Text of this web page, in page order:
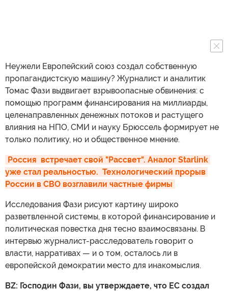
Неужели Европейский союз создал собственную
пропагандистскую машину? Журналист и аналитик
Томас Фази выдвигает взрывоопасные обвинения: с
помощью программ финансирования на миллиарды,
целенаправленных денежных потоков и растущего
влияния на НПО, СМИ и науку Брюссель формирует не
только политику, но и общественное мнение.
Россия  встречает свой "Рассвет". Аналог Starlink
уже стал реальностью.  Технологический прорыв
России в СВО возглавили частные фирмы
Исследования Фази рисуют картину широко
разветвленной системы, в которой финансирование и
политическая повестка дня тесно взаимосвязаны. В
интервью журналист-расследователь говорит о
власти, нарративах — и о том, осталось ли в
европейской демократии место для инакомыслия.
BZ: Господин Фази, вы утверждаете, что ЕС создал